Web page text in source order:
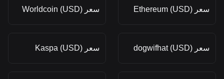
سعر Ethereum (USD) سعر Worldcoin (USD)
سعر dogwifhat (USD) سعر Kaspa (USD)